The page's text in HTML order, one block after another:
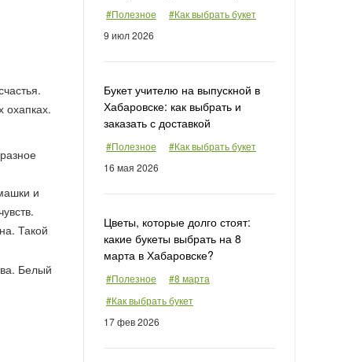
#Полезное
#Как выбрать букет
9 июл 2026
Букет учителю на выпускной в
Хабаровске: как выбрать и
заказать с доставкой
#Полезное
#Как выбрать букет
16 мая 2026
Цветы, которые долго стоят:
какие букеты выбрать на 8
марта в Хабаровске?
#Полезное
#8 марта
#Как выбрать букет
17 фев 2026
охапках.
и
Такой
Белый